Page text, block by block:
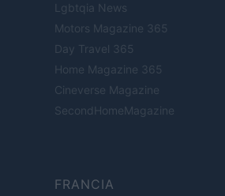
Lgbtqia News
Motors Magazine 365
Day Travel 365
Home Magazine 365
Cineverse Magazine
SecondHomeMagazine
FRANCIA